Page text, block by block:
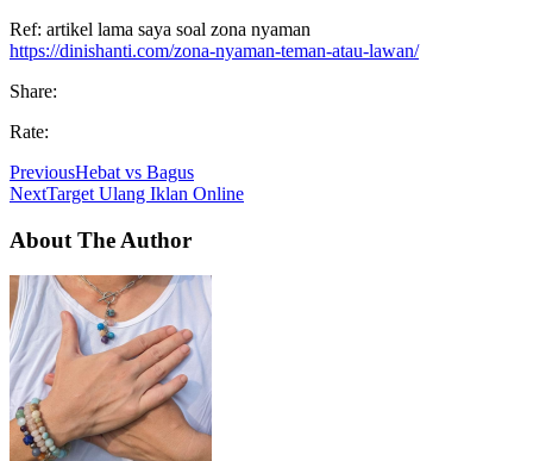
Ref: artikel lama saya soal zona nyaman
https://dinishanti.com/zona-nyaman-teman-atau-lawan/
Share:
Rate:
PreviousHebat vs Bagus
NextTarget Ulang Iklan Online
About The Author